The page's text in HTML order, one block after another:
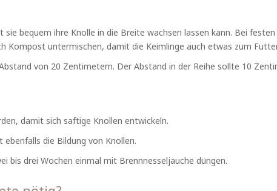
bequem ihre Knolle in die Breite wachsen lassen kann. Bei
Kompost untermischen, damit die Keimlinge auch etwas zum
von 20 Zentimetern. Der Abstand in der Reihe sollte 10
damit sich saftige Knollen entwickeln.
die Bildung von Knollen.
bis drei Wochen einmal mit Brennnesseljauche düngen.